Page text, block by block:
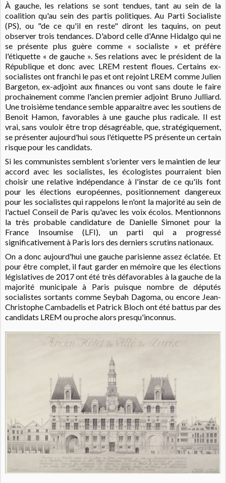
À gauche, les relations se sont tendues, tant au sein de la
coalition qu'au sein des partis politiques.Au Parti Socialiste
(PS), ou "de ce qu'il en reste" diront les taquins, on peut
observer trois tendances. D'abord celle d'Anne Hidalgo qui ne
se présente plus guère comme « socialiste » et préfère
l'étiquette « de gauche ». Ses relations avec le président de la
République et donc avec LREM restent floues. Certains ex-
socialistes ont franchi le pas et ont rejoint LREM comme Julien
Bargeton, ex-adjoint aux finances ou vont sans doute le faire
prochainement comme l'ancien premier adjoint Bruno Julliard.
Une troisième tendance semble apparaitre avec les soutiens de
Benoit Hamon, favorables à une gauche plus radicale. Il est
vrai, sans vouloir être trop désagréable, que, stratégiquement,
se présenter aujourd'hui sous l'étiquette PS présente un certain
risque pour les candidats.
Si les communistes semblent s'orienter vers le maintien de leur
accord avec les socialistes, les écologistes pourraient bien
choisir une relative indépendance à l'instar de ce qu'ils font
pour les élections européennes, positionnement dangereux
pour les socialistes qui rappelons le n'ont la majorité au sein de
l'actuel Conseil de Paris qu'avec les voix écolos. Mentionnons
la très probable candidature de Danielle Simonet pour la
France Insoumise (LFI), un parti qui a progressé
significativement à Paris lors des derniers scrutins nationaux.
On a donc aujourd'hui une gauche parisienne assez éclatée. Et
pour être complet, il faut garder en mémoire que les élections
législatives de 2017 ont été très défavorables à la gauche de la
majorité municipale à Paris puisque nombre de députés
socialistes sortants comme Seybah Dagoma, ou encore Jean-
Christophe Cambadelis et Patrick Bloch ont été battus par des
candidats LREM ou proche alors presqu'inconnus.